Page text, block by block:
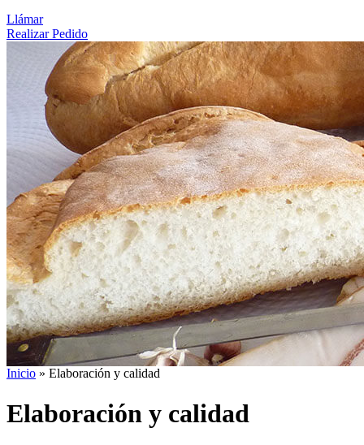
Llámar
Realizar Pedido
Inicio » Elaboración y calidad
Elaboración y calidad